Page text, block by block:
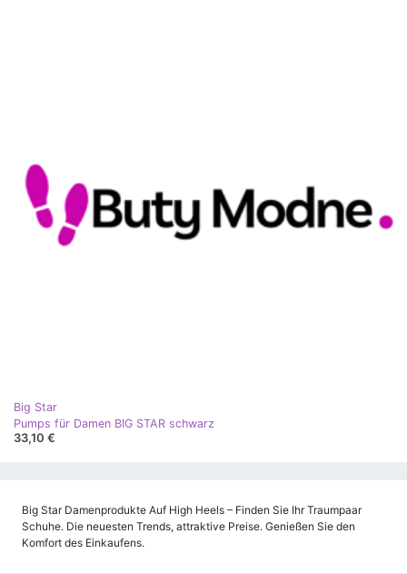
Big Star
Pumps für Damen BIG STAR schwarz
33,10 €
Big Star Damenprodukte Auf High Heels – Finden Sie Ihr Traumpaar
Schuhe. Die neuesten Trends, attraktive Preise. Genießen Sie den
Komfort des Einkaufens.